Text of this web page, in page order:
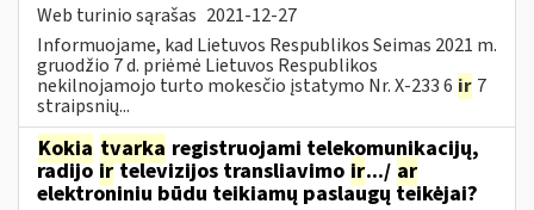
Web turinio sąrašas 2021-12-27
Informuojame, kad Lietuvos Respublikos Seimas 2021 m.
gruodžio 7 d. priėmė Lietuvos Respublikos
nekilnojamojo turto mokesčio įstatymo Nr. X-233 6 ir 7
straipsnių...
Kokia tvarka registruojami telekomunikacijų,
radijo irtelevizijos transliavimo ir.../ ar
elektroniniu būdu teikiamų paslaugų teikėjai?